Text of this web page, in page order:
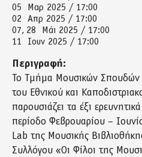
05
Μαρ 2025 / 17:00
02
Απρ 2025 / 17:00
07
28
Μάι 2025 / 17:00
11
Ιουν 2025 / 17:00
Περιγραφή:
Το Τμήμα Μουσικών Σπουδών
του Εθνικού και
παρουσιάζει τα έξι
περίοδο Φεβρουαρίου –
Lab της Μουσικής
Συλλόγου «Οι Φίλοι της